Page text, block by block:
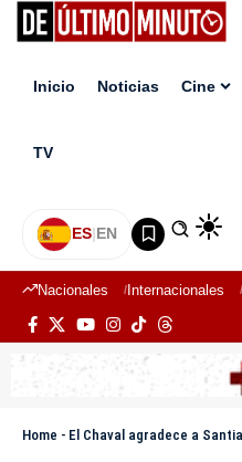
Inicio Noticias Cine
TV
ES|EN
Nacionales Internacionales
Home - El Chaval agradece a Santiago